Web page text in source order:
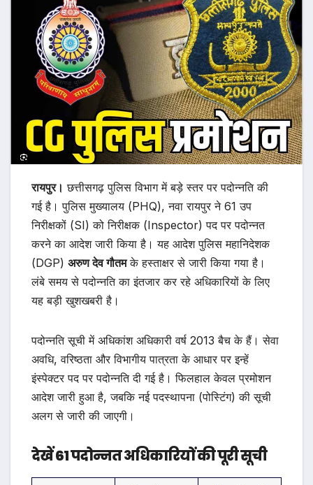
रायपुर। छत्तीसगढ़ पुलिस विभाग में बड़े स्तर पर पदोन्नति की
गई है। पुलिस मुख्यालय (PHQ), नवा रायपुर ने 61 उप
निरीक्षकों (SI) को निरीक्षक (Inspector) पद पर पदोन्नत
करने का आदेश जारी किया है। यह आदेश पुलिस महानिदेशक
(DGP) अरुण देव गौतमके हस्ताक्षर से जारी किया गया है।
लंबे समय से पदोन्नति का इंतजार कर रहे अधिकारियों के लिए
यह बड़ी खुशखबरी है।
पदोन्नति सूची में अधिकांश अधिकारी वर्ष 2013 बैच के हैं। सेवा
अवधि, वरिष्ठता और विभागीय पात्रता के आधार पर इन्हें
इंस्पेक्टर पद पर पदोन्नति दी गई है। फिलहाल केवल प्रमोशन
आदेश जारी हुआ है, जबकि नई पदस्थापना (पोस्टिंग) की सूची
अलग से जारी की जाएगी।
देखें 61 पदोन्नत अधिकारियों की पूरी सूची